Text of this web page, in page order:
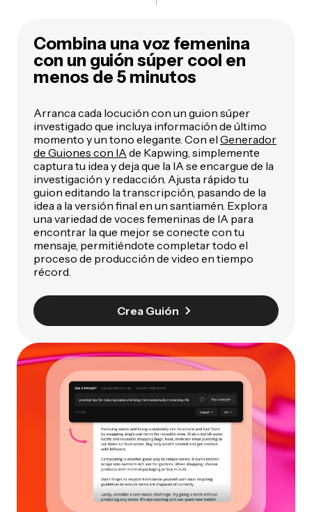
Combina una voz femenina
con un guión súper cool en
menos de 5 minutos
Arranca cada locución con un guion súper
investigado que incluya información de último
momento y un tono elegante. Con el Generador
de Guiones con IA de Kapwing, simplemente
captura tu idea y deja que la IA se encargue de la
investigación y redacción. Ajusta rápido tu
guion editando la transcripción, pasando de la
idea a la versión final en un santiamén. Explora
una variedad de voces femeninas de IA para
encontrar la que mejor se conecte con tu
mensaje, permitiéndote completar todo el
proceso de producción de video en tiempo
récord.
Crea Guión